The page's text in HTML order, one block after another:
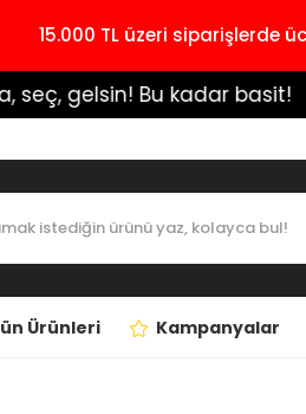
15.000 TL üzeri siparişlerde
seç, gelsin! Bu kadar basit!
Ürünleri Kampanyalar